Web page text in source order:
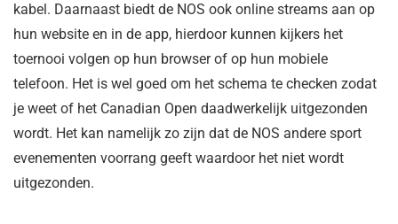
kabel. Daarnaast biedt de NOS ook online streams aan op
hun website en in de app, hierdoor kunnen kijkers het
toernooi volgen op hun browser of op hun mobiele
telefoon. Het is wel goed om het schema te checken zodat
je weet of het Canadian Open daadwerkelijk uitgezonden
wordt. Het kan namelijk zo zijn dat de NOS andere sport
evenementen voorrang geeft waardoor het niet wordt
uitgezonden.